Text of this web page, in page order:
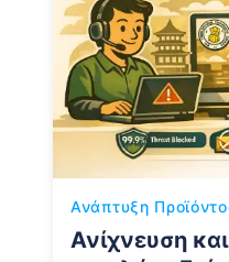
Ανάπτυξη
Ανίχνευση